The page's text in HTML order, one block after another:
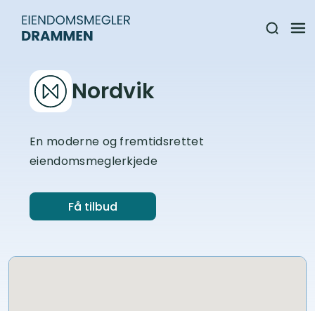
Nordvik
En moderne og fremtidsrettet
eiendomsmeglerkjede
Få tilbud